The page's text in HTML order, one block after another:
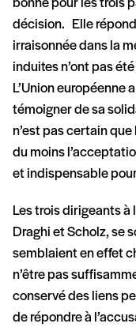
bonne pour les trois
décision. Elle
irraisonnée dans la
induites n’ont pas
L’Union européenne
témoigner de sa
n’est pas certain que
du moins
et indispensable
Les trois dirigeants à
Draghi et Scholz, se
semblaient en effet
n’être pas
conservé des liens
de répondre à